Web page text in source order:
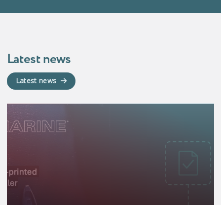
Latest news
Latest news